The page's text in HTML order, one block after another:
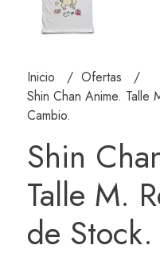
Inicio
Ofertas
Shin Chan Anime. Talle
Cambio.
Shin
Talle M.
de